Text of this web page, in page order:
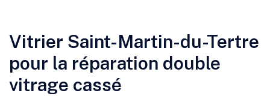
Vitrier Saint-Martin-du-Tertre
pour la réparation double
vitrage cassé